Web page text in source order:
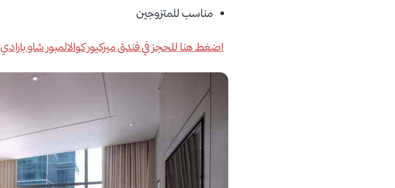
مناسب للمتزوجين
اضغط هنا للحجز في فندق ميركيور كوالالمبور شاو بارادي